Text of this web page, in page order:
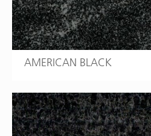
AMERICAN BLACK